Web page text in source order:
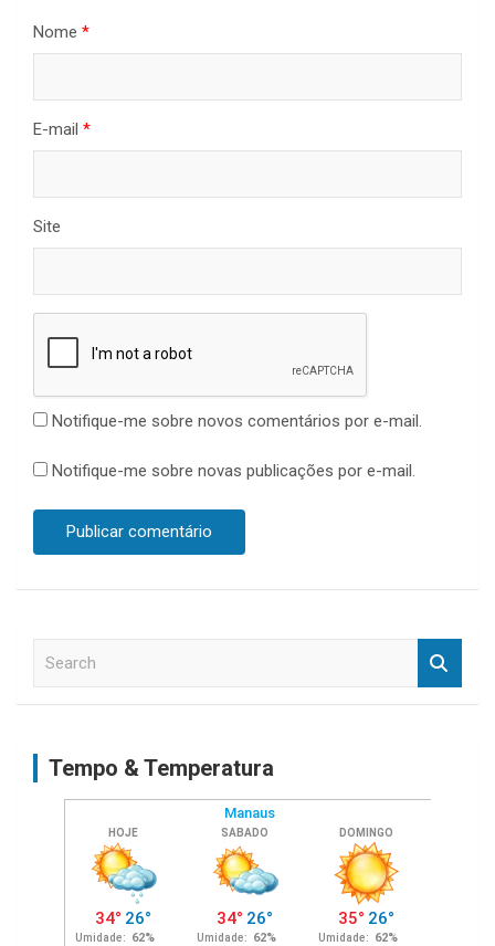
Nome *
E-mail *
Site
Notifique-me sobre novos comentários por e-mail.
Notifique-me sobre novas publicações por e-mail.
Tempo & Temperatura